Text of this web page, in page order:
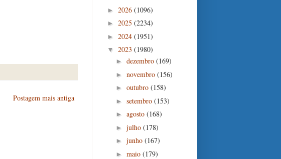
Postagem mais antiga
► 2026 (1096)
► 2025 (2234)
► 2024 (1951)
▼ 2023 (1980)
► dezembro (169)
► novembro (156)
► outubro (158)
► setembro (153)
► agosto (168)
► julho (178)
► junho (167)
► maio (179)